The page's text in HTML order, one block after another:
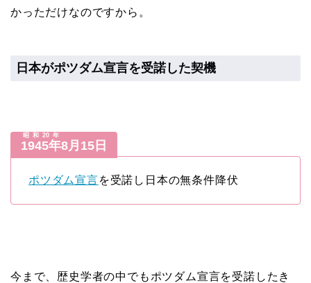
かっただけなのですから。
日本がポツダム宣言を受諾した契機
1945年
昭和20年
8月15日
ポツダム宣言を受諾し日本の無条件降伏
今まで、歴史学者の中でもポツダム宣言を受諾したき